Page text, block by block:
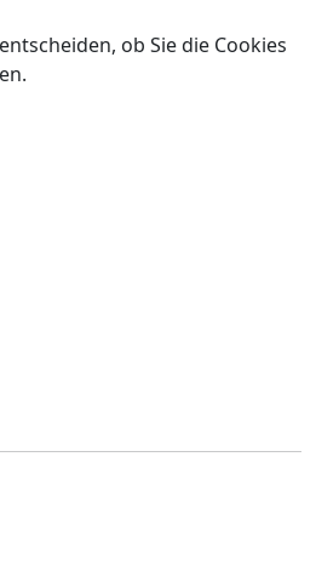
ob Sie die Cookies